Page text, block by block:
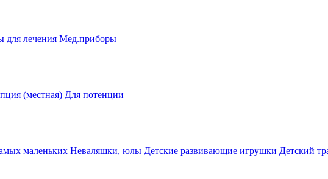
для лечения Мед.приборы
(местная) Для потенции
маленьких Неваляшки, юлы Детские развивающие игрушки Детский